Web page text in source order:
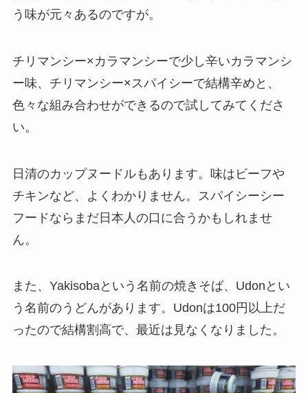
う味が元々あるのですが。
チリマンシー×カラマンシーで少し辛いカラマンシ
ー味、チリマンシー×スパイシーで結構辛めと、
色々な組み合わせができるので試してみてくださ
い。
日清のカップヌードルもあります。味はビーフや
チキンなど、よくわかりません。
スパイシーシー
フードならまだ日本人の口に合うかもしれませ
ん。
また、Yakisobaという名前の焼きそば、Udonとい
う名前のうどんがあります。Udonは100円以上だ
ったので結構割高で、最近は見なくなりました。